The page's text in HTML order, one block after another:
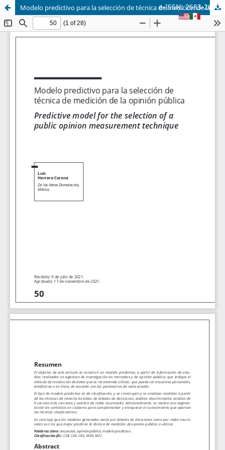
Modelo predictivo para la selección de técnica de medición de la opinión pública
e-ISSN: 2683-2690